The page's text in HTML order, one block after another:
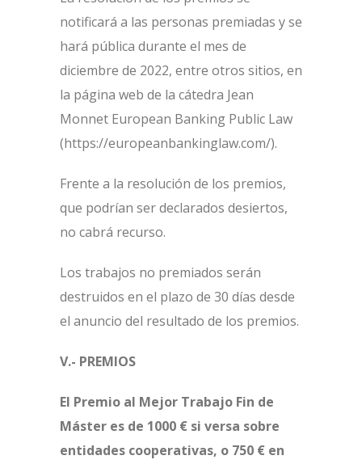
notificará a las personas premiadas y se
hará pública durante el mes de
diciembre de 2022, entre otros sitios, en
la página web de la cátedra Jean
Monnet European Banking Public Law
(https://europeanbankinglaw.com/).
Frente a la resolución de los premios,
que podrían ser declarados desiertos,
no cabrá recurso.
Los trabajos no premiados serán
destruidos en el plazo de 30 días desde
el anuncio del resultado de los premios.
V.- PREMIOS
El Premio al Mejor Trabajo Fin de
Máster es de 1000 € si versa sobre
entidades cooperativas, o 750 € en